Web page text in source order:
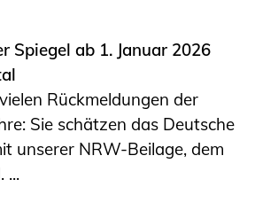
Spiegel ab 1. Januar 2026
Rückmeldungen der
Sie schätzen das Deutsche
unserer NRW-Beilage, dem
...